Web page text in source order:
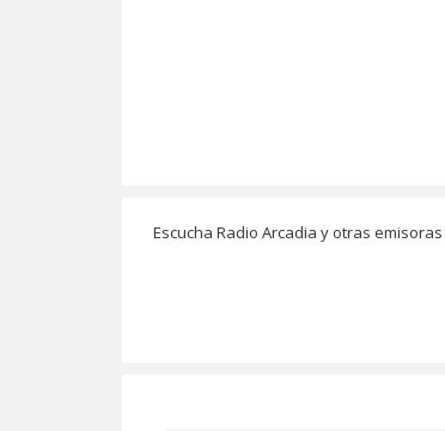
Escucha Radio Arcadia y otras